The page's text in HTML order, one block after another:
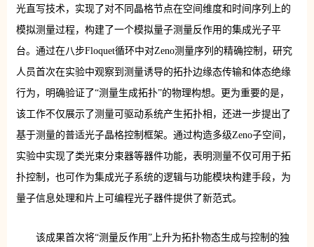
光直写技术，实现了对不同晶格节点在空间维度和时间序列上的
模拟测量过程，构建了一个模拟量子测量反作用的集成光子平
台。通过在八步Floquet循环中对Zeno测量序列的精确控制，研究
人员首次在实验中观察到测量诱导的拓扑边缘态传输和体态绝缘
行为，明确验证了“测量生成拓扑”的物理构想。更为重要的是，
该工作不仅展示了测量可驱动系统产生拓扑相，还进一步提出了
基于测量的普适光子晶格控制框架。通过构造多级Zeno子空间，
实验中实现了类光束分束器等器件功能，表明测量不仅可用于拓
扑控制，也可作为集成光子系统的逻辑与功能模块构建手段，为
量子信息处理和片上可编程光子器件提供了新范式。
该成果首次将“测量反作用”上升为拓扑物态生成与控制的独